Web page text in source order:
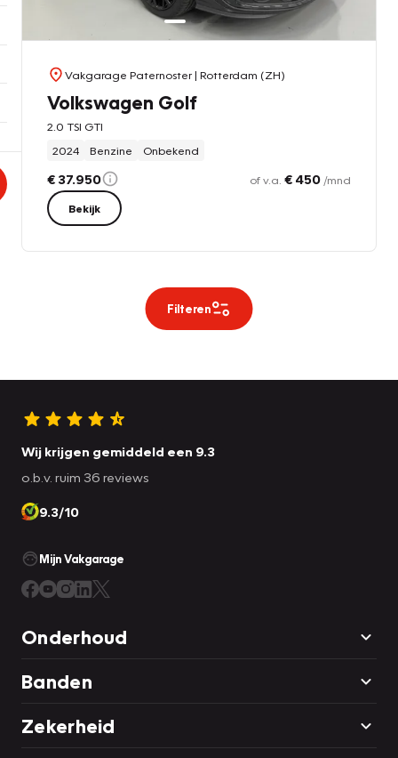
Vakgarage Paternoster| Rotterdam (ZH)
Volkswagen Golf
2.0 TSI GTI
2024
Benzine Onbekend
€ 37.950 of v.a. € 450 /mnd
Bekijk
Filteren
Wij krijgen gemiddeld een 9.3
o.b.v. ruim 36 reviews
9.3/10
Mijn Vakgarage
Onderhoud
Banden
Zekerheid